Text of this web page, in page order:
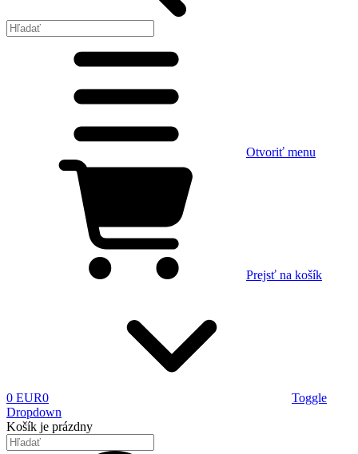
Otvoriť menu
Prejsť na košík
0 EUR0
Toggle
Dropdown
Košík je prázdny